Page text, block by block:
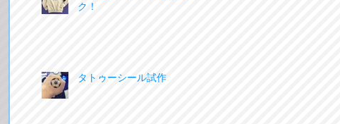
ク！
タトゥーシール試作